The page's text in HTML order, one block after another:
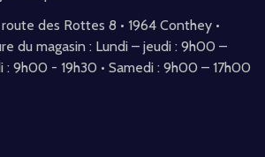
: Lundi – jeudi : 9h00 –
: 9h00 - 19h30 • Samedi : 9h00 – 17h00